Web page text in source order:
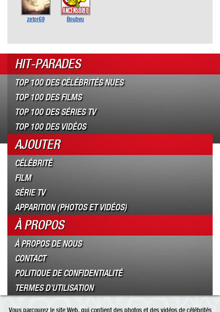
zetor69 Boubvu
HIT-PARADES
TOP 100 DES CÉLÉBRITÉS NUES
TOP 100 DES FILMS
TOP 100 DES SÉRIES TV
TOP 100 DES VIDÉOS
AJOUTER
CÉLÉBRITÉ
FILM
SÉRIE TV
APPARITION (PHOTOS ET VIDÉOS)
À PROPOS
À PROPOS DE NOUS
CONTACT
POLITIQUE DE CONFIDENTIALITÉ
TERMES D’UTILISATION
Vous parcourez le site Web, qui contient des photos et des vidéos de célébrités